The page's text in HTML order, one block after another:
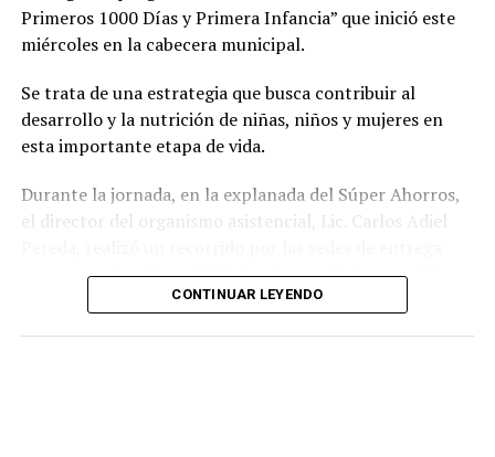
Primeros 1000 Días y Primera Infancia” que inició este
miércoles en la cabecera municipal.
Se trata de una estrategia que busca contribuir al
desarrollo y la nutrición de niñas, niños y mujeres en
esta importante etapa de vida.
Durante la jornada, en la explanada del Súper Ahorros,
el director del organismo asistencial, Lic. Carlos Adiel
para supervisar las actividades desarrolladas por el área
de Plan Alimentario, reconociendo el compromiso y la
CONTINUAR LEYENDO